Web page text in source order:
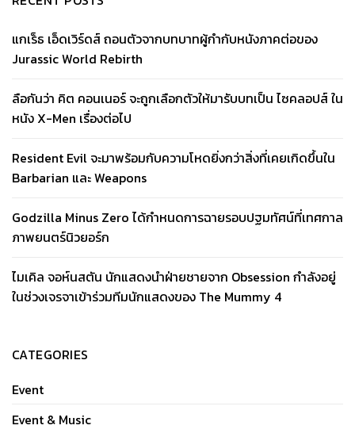
แกเร็ธ เอ็ดเวิร์ดส์ ถอนตัวจากบทบาทผู้กำกับหนังภาคต่อของ
Jurassic World Rebirth
ลือกันว่า คิต คอนเนอร์ จะถูกเลือกตัวให้มารับบทเป็น ไซคลอปส์ ใน
หนัง X-Men เรื่องต่อไป
Resident Evil จะมาพร้อมกับความโหดยิ่งกว่าสิ่งที่เคยเกิดขึ้นใน
Barbarian และ Weapons
Godzilla Minus Zero ได้กำหนดการฉายรอบปฐมทัศน์ที่เทศกาล
ภาพยนตร์นิวยอร์ก
ไมเคิล จอห์นสตัน นักแสดงนำฝ่ายชายจาก Obsession กำลังอยู่
ในช่วงเจรจาเข้าร่วมทีมนักแสดงของ The Mummy 4
CATEGORIES
Event
Event & Music